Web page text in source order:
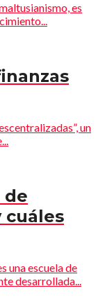
es
un
de
cuáles
una escuela de
desarrollada...